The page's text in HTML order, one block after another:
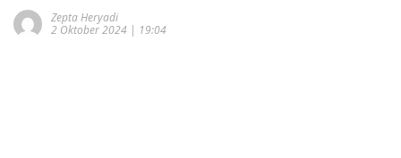
Zepta Heryadi
2 Oktober 2024 | 19:04